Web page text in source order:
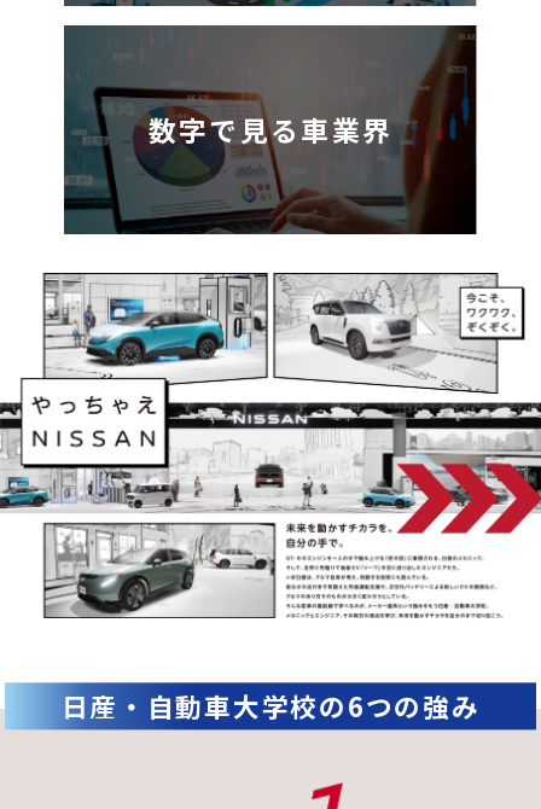
数字で見る車業界
日産・自動車大学校の6つの強み